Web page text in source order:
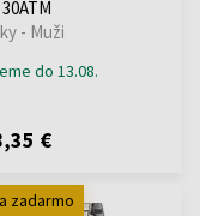
- Muži
do 13.08.
€
zadarmo